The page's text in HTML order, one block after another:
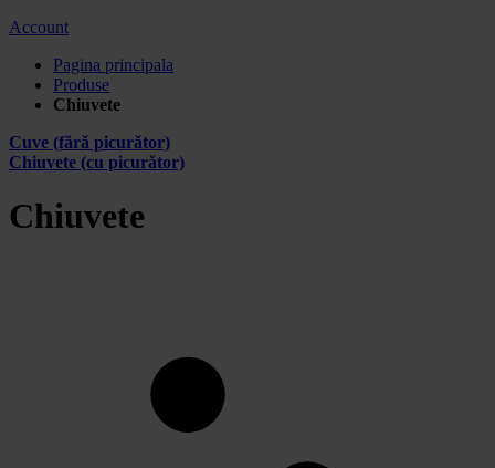
Account
Pagina principala
Produse
Chiuvete
Cuve (fără picurător)
Chiuvete (cu picurător)
Chiuvete